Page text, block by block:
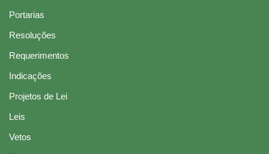
Portarias
Resoluções
Requerimentos
Indicações
Projetos de Lei
Leis
Vetos